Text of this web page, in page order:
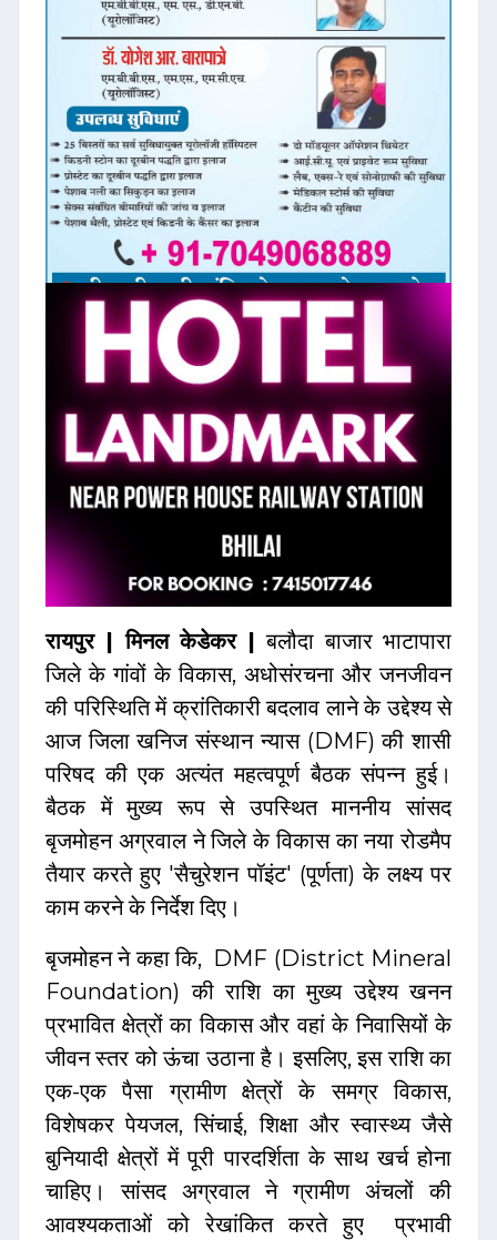
रायपुर | मिनल केडेकर |बलौदा बाजार भाटापारा
जिले के गांवों के विकास, अधोसंरचना और जनजीवन
की परिस्थिति में क्रांतिकारी बदलाव लाने के उद्देश्य से
आज जिला खनिज संस्थान न्यास (DMF) की शासी
परिषद की एक अत्यंत महत्वपूर्ण बैठक संपन्न हुई।
बैठक में मुख्य रूप से उपस्थित माननीय सांसद
बृजमोहन अग्रवाल ने जिले के विकास का नया रोडमैप
तैयार करते हुए 'सैचुरेशन पॉइंट' (पूर्णता) के लक्ष्य पर
काम करने के निर्देश दिए।
बृजमोहन ने कहा कि, DMF (District Mineral
Foundation) की राशि का मुख्य उद्देश्य खनन
प्रभावित क्षेत्रों का विकास और वहां के निवासियों के
जीवन स्तर को ऊंचा उठाना है। इसलिए, इस राशि का
एक-एक पैसा ग्रामीण क्षेत्रों के समग्र विकास,
विशेषकर पेयजल, सिंचाई, शिक्षा और स्वास्थ्य जैसे
बुनियादी क्षेत्रों में पूरी पारदर्शिता के साथ खर्च होना
चाहिए। सांसद अग्रवाल ने ग्रामीण अंचलों की
आवश्यकताओं को रेखांकित करते हुए प्रभावी